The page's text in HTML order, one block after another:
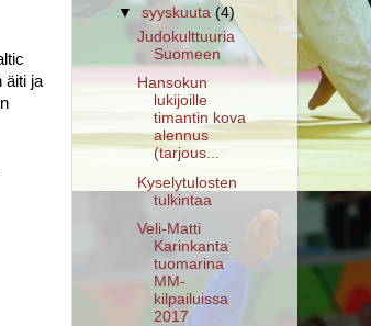
äiti ja
▼syyskuuta (4)
Judokulttuuria
Suomeen
Hansokun
lukijoille
timantin kova
alennus
(tarjous...
Kyselytulosten
tulkintaa
Veli-Matti
Karinkanta
tuomarina
MM-
kilpailuissa
2017